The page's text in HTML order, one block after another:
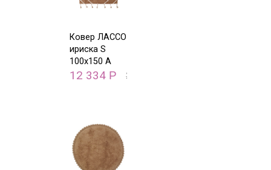
Ковер ЛАССО
ириска S
100х150 А
12 334 Р 24 668